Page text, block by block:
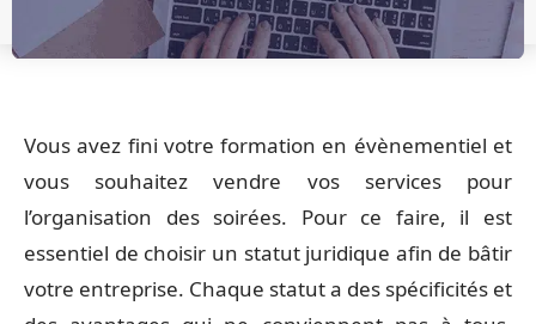
Vous avez fini votre formation en évènementiel et
vous souhaitez vendre vos services pour
l’organisation des soirées. Pour ce faire, il est
essentiel de choisir un statut juridique afin de bâtir
votre entreprise. Chaque statut a des spécificités et